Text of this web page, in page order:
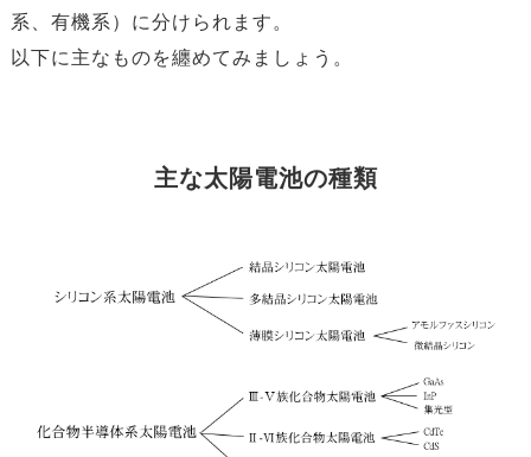
系、有機系）に分けられます。
以下に主なものを纏めてみましょう。
主な太陽電池の種類